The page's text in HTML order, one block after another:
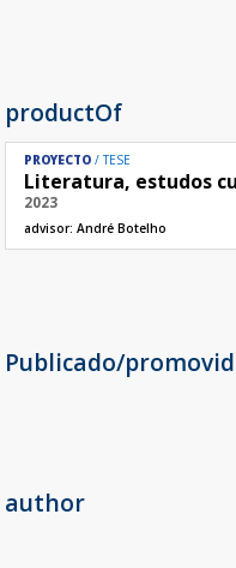
productOf
PROYECTO TESE
Literatura, estudos
2023
advisor: André Botelho
Publicado/
author